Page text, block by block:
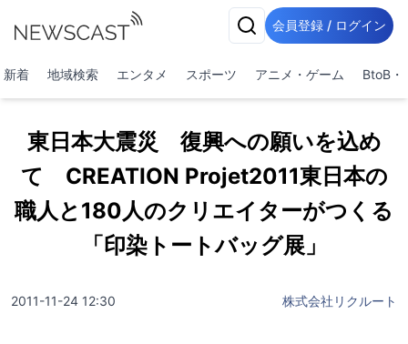
会員登録 / ログイン
新着 地域検索 エンタメ スポーツ アニメ・ゲーム BtoB・
東日本大震災 復興への願いを込め
て CREATION Projet2011東日本の
職人と180人のクリエイターがつくる
「印染トートバッグ展」
2011-11-24 12:30 株式会社リクルート